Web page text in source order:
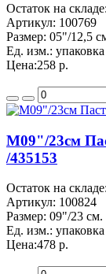
Остаток на складе:
Артикул: 100769
Размер: 05"/12,5
Ед. изм.:
Цена:258 р.
M09"/23см
/435153
Остаток на складе:
Артикул: 100824
Размер: 09"/23 см.
Ед. изм.:
Цена:478 р.